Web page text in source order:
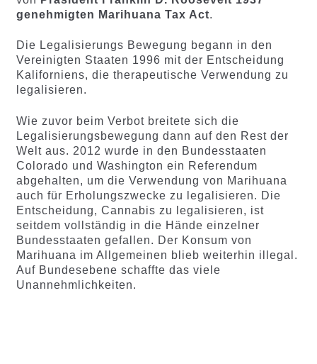
genehmigten Marihuana Tax Act.
Die Legalisierungs Bewegung begann in den
Vereinigten Staaten 1996 mit der Entscheidung
Kaliforniens, die therapeutische Verwendung zu
legalisieren.
Wie zuvor beim Verbot breitete sich die
Legalisierungsbewegung dann auf den Rest der
Welt aus. 2012 wurde in den Bundesstaaten
Colorado und Washington ein Referendum
abgehalten, um die Verwendung von Marihuana
auch für Erholungszwecke zu legalisieren. Die
Entscheidung, Cannabis zu legalisieren, ist
seitdem vollständig in die Hände einzelner
Bundesstaaten gefallen. Der Konsum von
Marihuana im Allgemeinen blieb weiterhin illegal.
Auf Bundesebene schaffte das viele
Unannehmlichkeiten.